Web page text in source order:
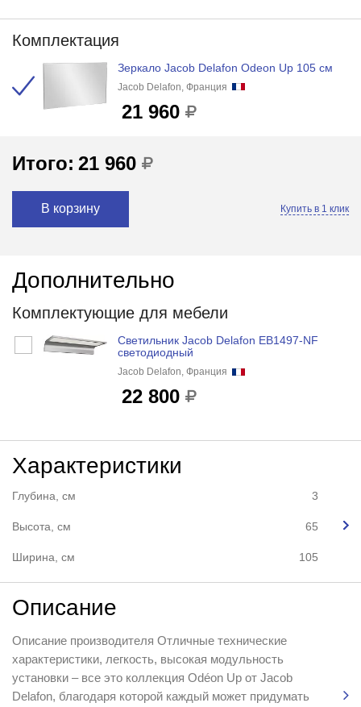
Комплектация
Зеркало Jacob Delafon Odeon Up 105 см
Jacob Delafon, Франция
21 960
Итого: 21 960
В корзину Купить в 1 клик
Дополнительно
Комплектующие для мебели
Светильник Jacob Delafon EB1497-NF
светодиодный
Jacob Delafon, Франция
22 800
Характеристики
Глубина, см 3
Высота, см 65
Ширина, см 105
Описание
Описание производителя Отличные технические
характеристики, легкость, высокая модульность
установки – все это коллекция Odéon Up от Jacob
Delafon, благодаря которой каждый может придумать